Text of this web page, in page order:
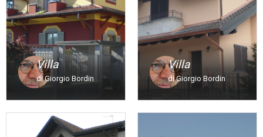
Villa
di Giorgio Bordin
Villa
di Giorgio Bordin